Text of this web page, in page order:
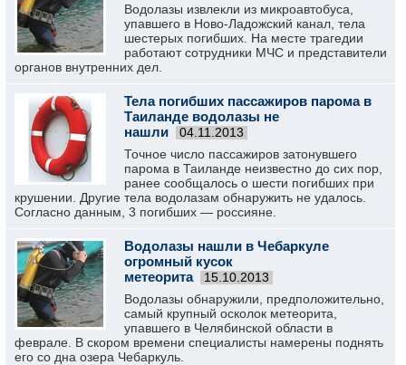
Водолазы извлекли из микроавтобуса,
упавшего в Ново-Ладожский канал, тела
шестерых погибших. На месте трагедии
работают сотрудники МЧС и представители
органов внутренних дел.
Тела погибших пассажиров парома в
Таиланде водолазы не
нашли
04.11.2013
Точное число пассажиров затонувшего
парома в Таиланде неизвестно до сих пор,
ранее сообщалось о шести погибших при
крушении. Другие тела водолазам обнаружить не удалось.
Согласно данным, 3 погибших — россияне.
Водолазы нашли в Чебаркуле
огромный кусок
метеорита
15.10.2013
Водолазы обнаружили, предположительно,
самый крупный осколок метеорита,
упавшего в Челябинской области в
феврале. В скором времени специалисты намерены поднять
его со дна озера Чебаркуль.